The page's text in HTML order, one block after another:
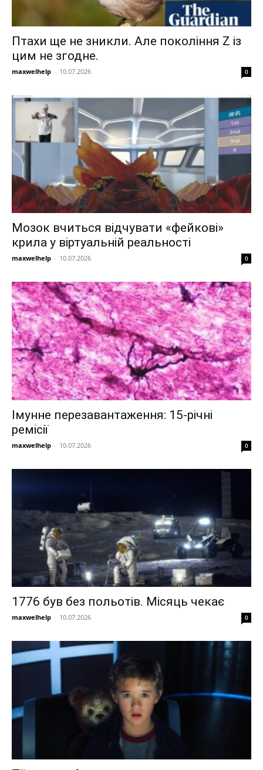
Птахи ще не зникли. Але покоління Z із
цим не згодне.
maxwelhelp - 10.07.2026 0
Мозок вчиться відчувати «фейкові»
крила у віртуальній реальності
maxwelhelp - 10.07.2026 0
Імунне перезавантаження: 15-річні
ремісії
maxwelhelp - 10.07.2026 0
1776 був без польотів. Місяць чекає
maxwelhelp - 10.07.2026 0